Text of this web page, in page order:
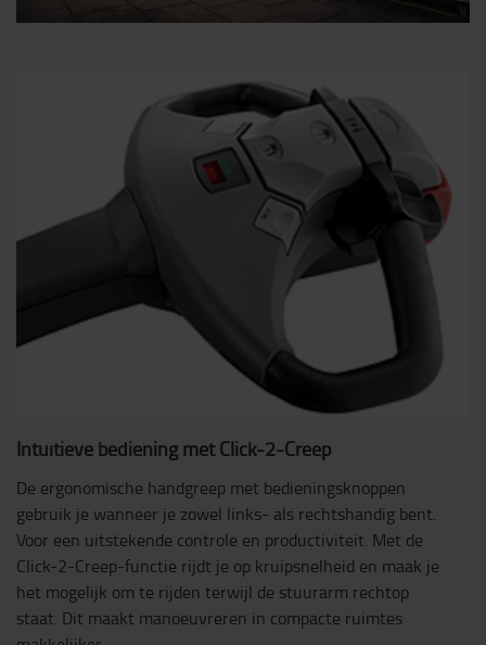
Intuïtieve bediening met Click-2-Creep
De ergonomische handgreep met bedieningsknoppen
gebruik je wanneer je zowel links- als rechtshandig bent.
Voor een uitstekende controle en productiviteit. Met de
Click-2-Creep-functie rijdt je op kruipsnelheid en maak je
het mogelijk om te rijden terwijl de stuurarm rechtop
staat. Dit maakt manoeuvreren in compacte ruimtes